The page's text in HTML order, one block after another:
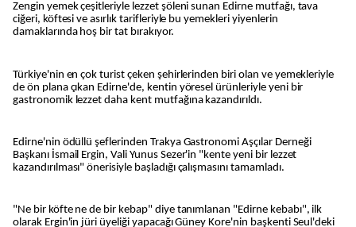
Zengin yemek çeşitleriyle lezzet şöleni sunan Edirne mutfağı, tava
ciğeri, köftesi ve asırlık tarifleriyle bu yemekleri yiyenlerin
damaklarında hoş bir tat bırakıyor.
Türkiye'nin en çok turist çeken şehirlerinden biri olan ve yemekleriyle
de ön plana çıkan Edirne'de, kentin yöresel ürünleriyle yeni bir
gastronomik lezzet daha kent mutfağına kazandırıldı.
Edirne'nin ödüllü şeflerinden Trakya Gastronomi Aşçılar Derneği
Başkanı İsmail Ergin, Vali Yunus Sezer'in "kente yeni bir lezzet
kazandırılması" önerisiyle başladığı çalışmasını tamamladı.
"Ne bir köfte ne de bir kebap" diye tanımlanan "Edirne kebabı", ilk
olarak Ergin'in jüri üyeliği yapacağı Güney Kore'nin başkenti Seul'deki